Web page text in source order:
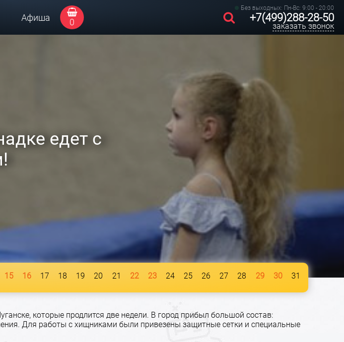
Афиша 0
Без выходных: Пн-Вс: 9:00 - 20:00
+7(499)288-28-50
заказать звонок
едет с
15 16 17 18 19 20 21 22 23 24 25 26 27 28 29 30 31
которые продлится две недели. В город прибыл большой состав:
Для работы с хищниками были привезены защитные сетки и специальные